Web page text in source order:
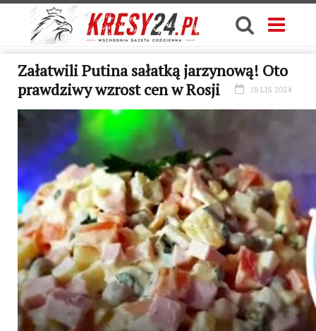
Załatwili Putina sałatką jarzynową! Oto
prawdziwy wzrost cen w Rosji
18 LIS 2024